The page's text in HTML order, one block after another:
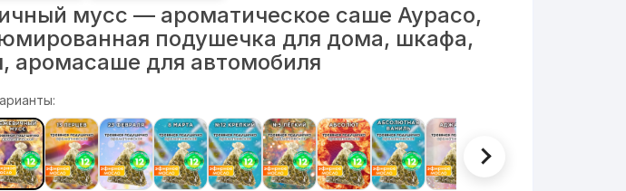
мусс — ароматическое саше Аурасо,
подушечка для дома, шкафа,
аромасаше для автомобиля